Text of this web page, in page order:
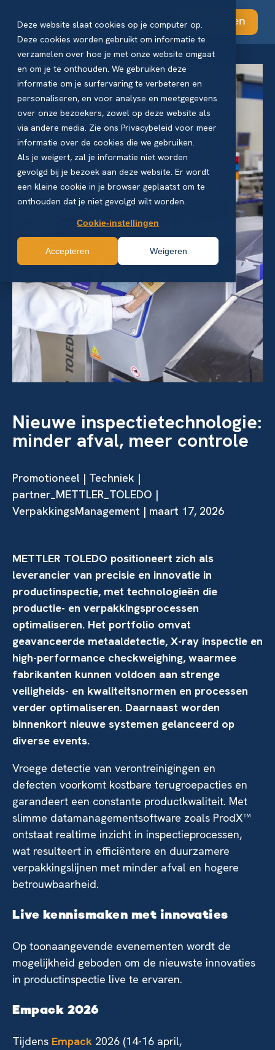
Deze website slaat cookies op je computer op.
Deze cookies worden gebruikt om informatie te
verzamelen over hoe je met onze website omgaat
en om je te onthouden. We gebruiken deze
informatie om je surfervaring te verbeteren en
personaliseren, en voor analyse en meetgegevens
over onze bezoekers, zowel op deze website als
via andere media. Zie ons Privacybeleid voor meer
informatie over de cookies die we gebruiken.
Als je weigert, zal je informatie niet worden
gevolgd bij je bezoek aan deze website. Er wordt
een kleine cookie in je browser geplaatst om te
onthouden dat je niet gevolgd wilt worden.
Cookie-instellingen
Accepteren Weigeren
Abonneren
Nieuwe inspectietechnologie:
minder afval, meer controle
Promotioneel | Techniek |
partner_METTLER_TOLEDO |
VerpakkingsManagement | maart 17, 2026
METTLER TOLEDO positioneert zich als
leverancier van precisie en innovatie in
productinspectie, met technologieën die
productie- en verpakkingsprocessen
optimaliseren. Het portfolio omvat
geavanceerde metaaldetectie, X-ray inspectie en
high-performance checkweighing, waarmee
fabrikanten kunnen voldoen aan strenge
veiligheids- en kwaliteitsnormen en processen
verder optimaliseren. Daarnaast worden
binnenkort nieuwe systemen gelanceerd op
diverse events.
Vroege detectie van verontreinigingen en
defecten voorkomt kostbare terugroepacties en
garandeert een constante productkwaliteit. Met
slimme datamanagementsoftware zoals ProdX™
ontstaat realtime inzicht in inspectieprocessen,
wat resulteert in efficiëntere en duurzamere
verpakkingslijnen met minder afval en hogere
betrouwbaarheid.
Live kennismaken met innovaties
Op toonaangevende evenementen wordt de
mogelijkheid geboden om de nieuwste innovaties
in productinspectie live te ervaren.
Empack 2026
Tijdens Empack 2026 (14-16 april,